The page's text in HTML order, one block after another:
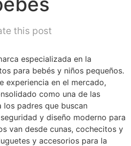
this post
especializada en la
para bebés y niños pequeños.
experiencia en el mercado,
como una de las
los padres que buscan
y diseño moderno para
van desde cunas, cochecitos y
y accesorios para la